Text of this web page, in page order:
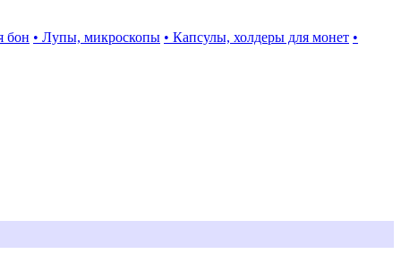
бон • Лупы, микроскопы • Капсулы, холдеры для монет •